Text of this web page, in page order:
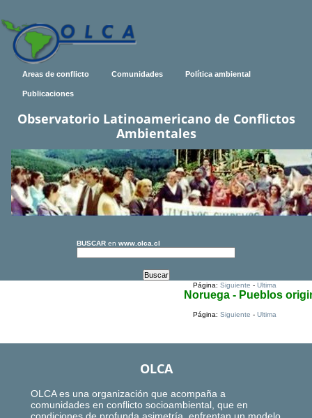
Areas de conflicto Comunidades Política ambiental
Publicaciones
Observatorio Latinoamericano de Conflictos
Ambientales
BUSCAR en www.olca.cl
Página:Siguiente -Ultima
Noruega - Pueblos
Página:Siguiente -Ultima
OLCA
OLCA es una organización que acompaña a
comunidades en conflicto socioambiental, que en